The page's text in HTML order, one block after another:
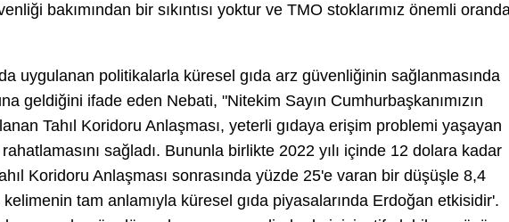
bakımından bir sıkıntısı yoktur ve TMO stoklarımız önemli
uygulanan politikalarla küresel gıda arz güvenliğinin sağlanmasında
geldiğini ifade eden Nebati, "Nitekim Sayın Cumhurbaşkanımızın
Tahıl Koridoru Anlaşması, yeterli gıdaya erişim problemi yaşayan
sağladı. Bununla birlikte 2022 yılı içinde 12 dolara kadar
Koridoru Anlaşması sonrasında yüzde 25'e varan bir düşüşle 8,4
tam anlamıyla küresel gıda piyasalarında Erdoğan etkisidir'.